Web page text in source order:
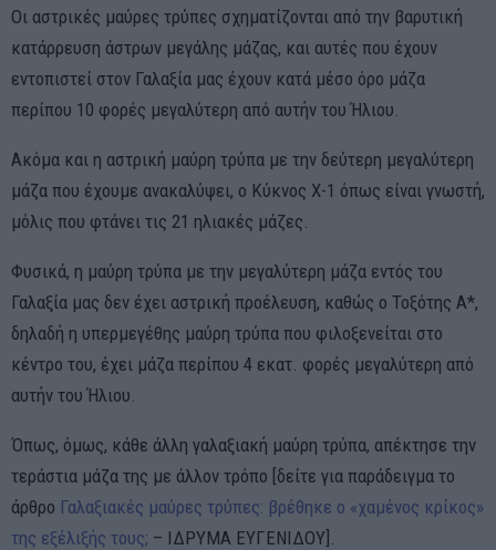
Οι αστρικές μαύρες τρύπες σχηματίζονται από την βαρυτική
κατάρρευση άστρων μεγάλης μάζας, και αυτές που έχουν
εντοπιστεί στον Γαλαξία μας έχουν κατά μέσο όρο μάζα
περίπου 10 φορές μεγαλύτερη από αυτήν του Ήλιου.
Ακόμα και η αστρική μαύρη τρύπα με την δεύτερη μεγαλύτερη
μάζα που έχουμε ανακαλύψει, ο Κύκνος X-1 όπως είναι γνωστή,
μόλις που φτάνει τις 21 ηλιακές μάζες.
Φυσικά, η μαύρη τρύπα με την μεγαλύτερη μάζα εντός του
Γαλαξία μας δεν έχει αστρική προέλευση, καθώς ο Τοξότης Α*,
δηλαδή η υπερμεγέθης μαύρη τρύπα που φιλοξενείται στο
κέντρο του, έχει μάζα περίπου 4 εκατ. φορές μεγαλύτερη από
αυτήν του Ήλιου.
Όπως, όμως, κάθε άλλη γαλαξιακή μαύρη τρύπα, απέκτησε την
τεράστια μάζα της με άλλον τρόπο [δείτε για παράδειγμα το
άρθρο Γαλαξιακές μαύρες τρύπες: βρέθηκε ο «χαμένος κρίκος»
της εξέλιξής τους; – ΙΔΡΥΜΑ ΕΥΓΕΝΙΔΟΥ].